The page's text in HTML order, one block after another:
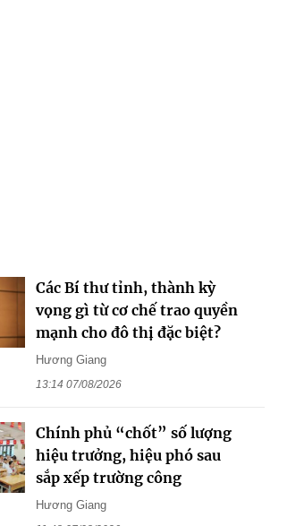
Các Bí thư tỉnh, thành kỳ
vọng gì từ cơ chế trao quyền
mạnh cho đô thị đặc biệt?
Hương Giang
13:14 07/08/2026
Chính phủ “chốt” số lượng
hiệu trưởng, hiệu phó sau
sắp xếp trường công
Hương Giang